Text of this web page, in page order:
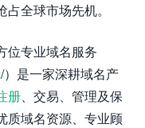
全球市场先机。
位专业域名服务
/）是一家深耕域名产
册、交易、管理及保
质域名资源、专业顾